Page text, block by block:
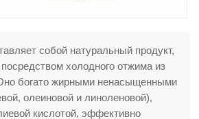
собой натуральный продукт,
холодного отжима из
богато жирными ненасыщенными
олеиновой и линоленовой),
кислотой, эффективно